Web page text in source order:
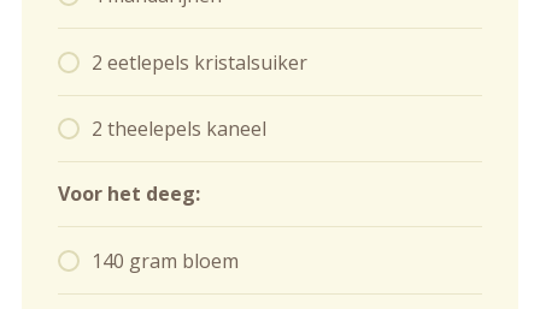
2 eetlepels kristalsuiker
2 theelepels kaneel
Voor het deeg:
140 gram bloem